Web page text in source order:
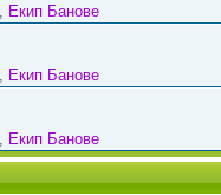
Екип Банове
Екип Банове
Екип Банове